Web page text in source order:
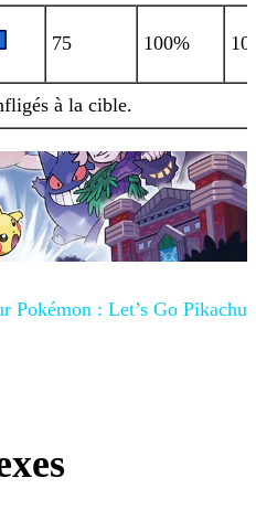
75 100% 10
à la cible.
Pokémon : Let’s Go Pikachu